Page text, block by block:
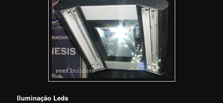
Iluminação Leds